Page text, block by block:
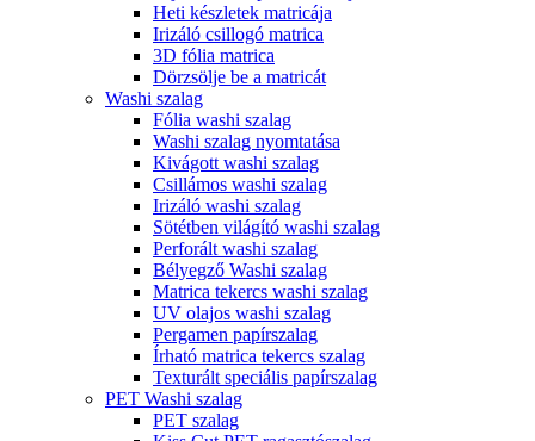
Heti készletek matricája
Irizáló csillogó matrica
3D fólia matrica
Dörzsölje be a matricát
Washi szalag
Fólia washi szalag
Washi szalag nyomtatása
Kivágott washi szalag
Csillámos washi szalag
Irizáló washi szalag
Sötétben világító washi szalag
Perforált washi szalag
Bélyegző Washi szalag
Matrica tekercs washi szalag
UV olajos washi szalag
Pergamen papírszalag
Írható matrica tekercs szalag
Texturált speciális papírszalag
PET Washi szalag
PET szalag